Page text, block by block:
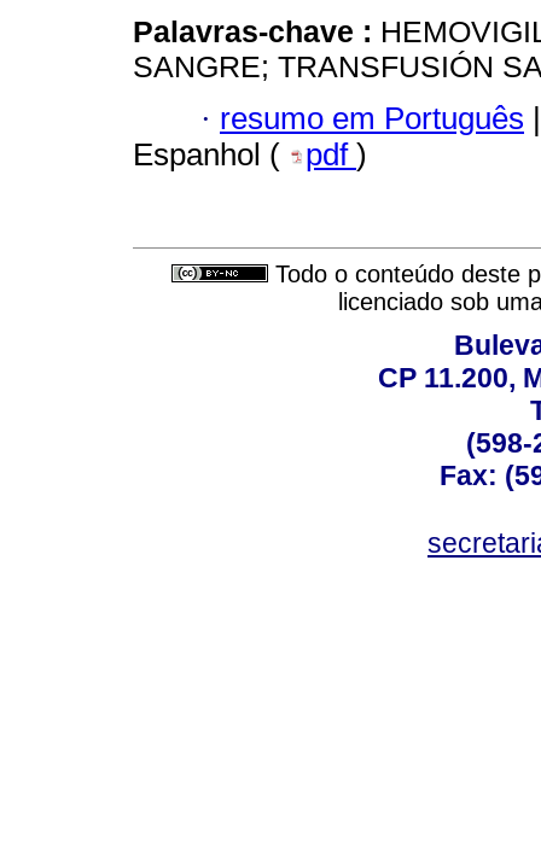
Palavras-chave :
SANGRE; TRANSFUSIÓN
· resumo em Português |
Espanhol (
pdf )
Todo o conteúdo deste
licenciado sob
CP 11.200,
(598-
Fax: